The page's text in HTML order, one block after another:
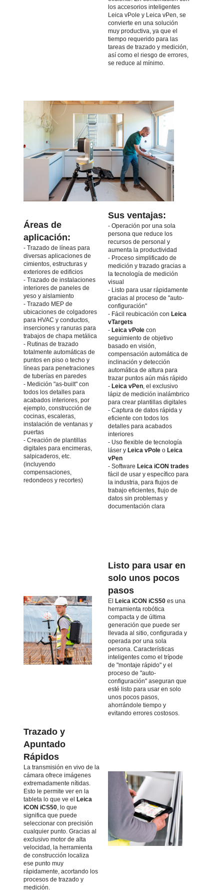
los accesorios inteligentes
Leica vPole y Leica vPen, se
convierte en una solución
muy productiva, ya que el
tiempo requerido para las
tareas de trazado y medición,
así como el riesgo de errores,
se reduce al mínimo.
Áreas de
aplicación:
- Trazado de líneas para
diversas aplicaciones de
cimientos, estructuras y
exteriores de edificios
- Trazado de instalaciones
interiores de paneles de
yeso y aislamiento
- Trazado MEP de
ubicaciones de colgadores
para HVAC y conductos,
inserciones y ranuras para
trabajos de chapa metálica
- Rutinas de trazado
totalmente automáticas de
puntos en piso o techo y
líneas para penetraciones
de tuberías en paredes
- Medición "as-built" con
todos los detalles para
acabados interiores, por
ejemplo, construcción de
cocinas, escaleras,
instalación de ventanas y
puertas
- Creación de plantillas
digitales para encimeras,
salpicaderos, etc.
(incluyendo
compensaciones,
redondeos y recortes)
Sus ventajas:
- Operación por una sola
persona que reduce los
recursos de personal y
aumenta la productividad
- Proceso simplificado de
medición y trazado gracias a
la tecnología de medición
visual
- Listo para usar rápidamente
gracias al proceso de "auto-
configuración"
- Fácil reubicación con Leica
vTargets
- Leica vPole con
seguimiento de objetivo
basado en visión,
compensación automática de
inclinación y detección
automática de altura para
trazar puntos aún más rápido
- Leica vPen, el exclusivo
lápiz de medición inalámbrico
para crear plantillas digitales
- Captura de datos rápida y
eficiente con todos los
detalles para acabados
interiores
- Uso flexible de tecnología
láser y Leica vPole o Leica
vPen
- Software Leica iCON trades
fácil de usar y específico para
la industria, para flujos de
trabajo eficientes, flujo de
datos sin problemas y
documentación clara
Listo para usar en
solo unos pocos
pasos
El Leica iCON iCS50 es una
herramienta robótica
compacta y de última
generación que puede ser
llevada al sitio, configurada y
operada por una sola
persona. Características
inteligentes como el trípode
de "montaje rápido" y el
proceso de "auto-
configuración" aseguran que
esté listo para usar en solo
unos pocos pasos,
ahorrándole tiempo y
evitando errores costosos.
Trazado y
Apuntado
Rápidos
La transmisión en vivo de la
cámara ofrece imágenes
extremadamente nítidas.
Esto le permite ver en la
tableta lo que ve el
Leica
iCON iCS50, lo que
significa que puede
seleccionar con precisión
cualquier punto. Gracias al
exclusivo motor de alta
velocidad, la herramienta
de construcción localiza
ese punto muy
rápidamente, acortando los
procesos de trazado y
medición.